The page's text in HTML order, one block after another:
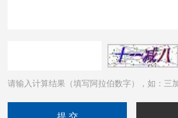
请输入计算结果（填写阿拉伯数字），如：三